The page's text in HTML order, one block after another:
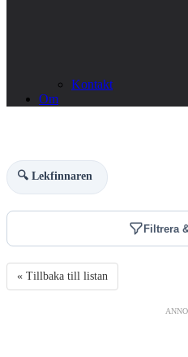
Kontakt
Om
🔍 Lekfinnaren
Filtrera
« Tillbaka till listan